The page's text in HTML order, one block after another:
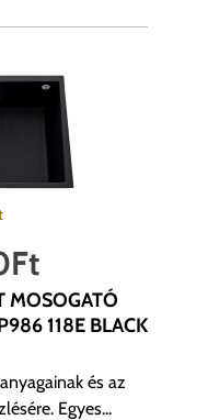
Ft
MOSOGATÓ
118E BLACK
és az
Egyes...